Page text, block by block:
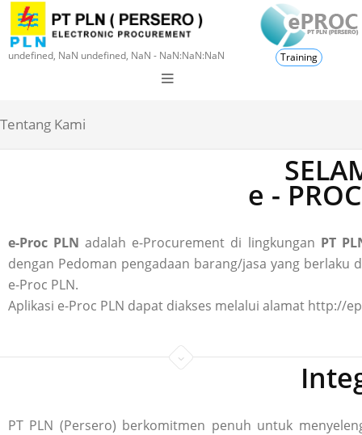
undefined, NaN undefined, NaN - NaN:NaN:NaN Training
Tentang Kami
e -
e-Proc PLN adalah e-Procurement di lingkungan PT
dengan Pedoman pengadaan barang/jasa yang berlaku
e-Proc PLN.
Aplikasi e-Proc PLN dapat diakses melalui alamat http://
PT PLN (Persero) berkomitmen penuh untuk